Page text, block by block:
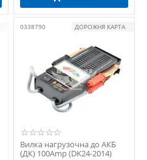
0338790 ДОРОЖНЯ КАРТА
Вилка нагрузочна до АКБ
(ДК) 100Amp (DK24-2014)